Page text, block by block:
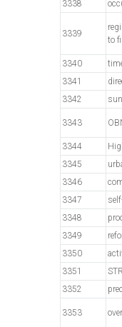
3338
3339
to
3340
3341
3342
3343
3344
3345
3346
3347
3348
3349
3350
3351
3352
3353